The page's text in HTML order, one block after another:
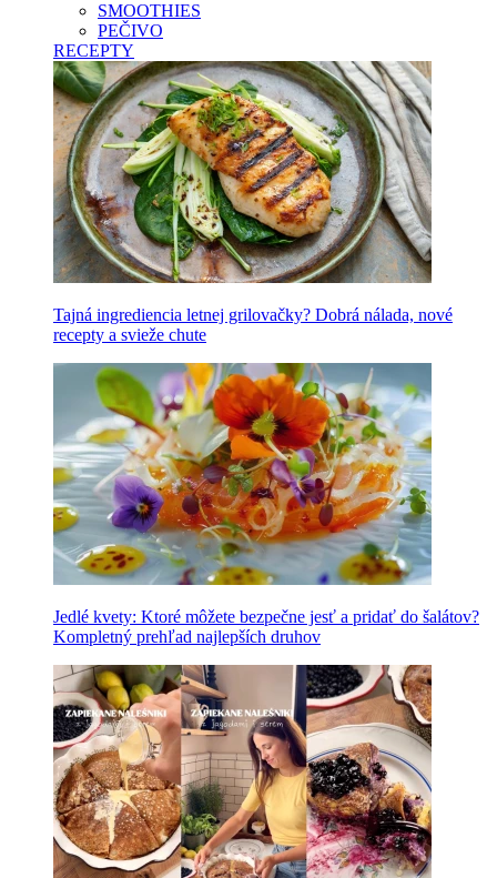
SMOOTHIES
PEČIVO
RECEPTY
Tajná ingrediencia letnej grilovačky? Dobrá nálada, nové
recepty a svieže chute
Jedlé kvety: Ktoré môžete bezpečne jesť a pridať do šalátov?
Kompletný prehľad najlepších druhov